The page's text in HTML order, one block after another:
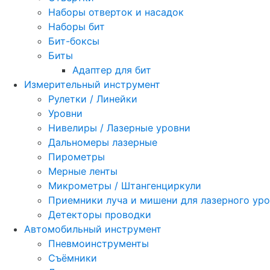
Наборы отверток и насадок
Наборы бит
Бит-боксы
Биты
Адаптер для бит
Измерительный инструмент
Рулетки / Линейки
Уровни
Нивелиры / Лазерные уровни
Дальномеры лазерные
Пирометры
Мерные ленты
Микрометры / Штангенциркули
Приемники луча и мишени для лазерного
Детекторы проводки
Автомобильный инструмент
Пневмоинструменты
Съёмники